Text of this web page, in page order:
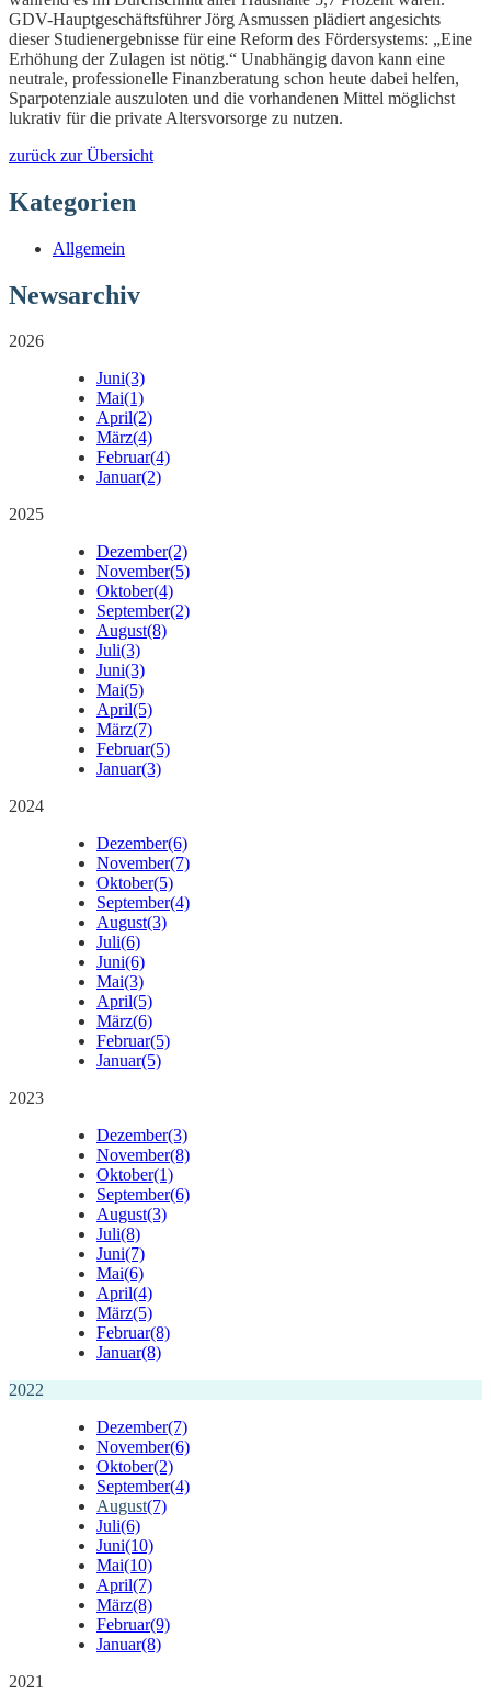
GDV-Hauptgeschäftsführer Jörg Asmussen plädiert angesichts
dieser Studienergebnisse für eine Reform des Fördersystems: „Eine
Erhöhung der Zulagen ist nötig.“ Unabhängig davon kann eine
neutrale, professionelle Finanzberatung schon heute dabei helfen,
Sparpotenziale auszuloten und die vorhandenen Mittel möglichst
lukrativ für die private Altersvorsorge zu nutzen.
zurück zur Übersicht
Kategorien
Allgemein
Newsarchiv
2026
Juni(3)
Mai(1)
April(2)
März(4)
Februar(4)
Januar(2)
2025
Dezember(2)
November(5)
Oktober(4)
September(2)
August(8)
Juli(3)
Juni(3)
Mai(5)
April(5)
März(7)
Februar(5)
Januar(3)
2024
Dezember(6)
November(7)
Oktober(5)
September(4)
August(3)
Juli(6)
Juni(6)
Mai(3)
April(5)
März(6)
Februar(5)
Januar(5)
2023
Dezember(3)
November(8)
Oktober(1)
September(6)
August(3)
Juli(8)
Juni(7)
Mai(6)
April(4)
März(5)
Februar(8)
Januar(8)
2022
Dezember(7)
November(6)
Oktober(2)
September(4)
August(7)
Juli(6)
Juni(10)
Mai(10)
April(7)
März(8)
Februar(9)
Januar(8)
2021